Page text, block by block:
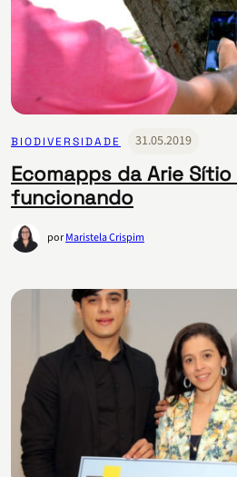
BIODIVERSIDADE 31.05.2019
Ecomapps da Arie
funcionando
porMaristela Crispim